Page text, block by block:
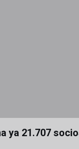
ya 21.707